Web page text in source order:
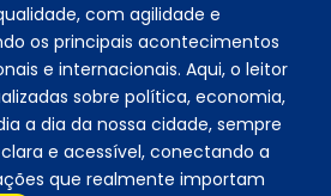
com agilidade e
os principais acontecimentos
e internacionais. Aqui, o leitor
sobre política, economia,
a dia da nossa cidade, sempre
e acessível, conectando a
que realmente importam